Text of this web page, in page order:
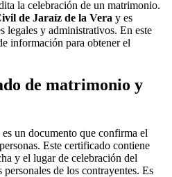
la celebración de un matrimonio.
de Jaraíz de la Vera y es
legales y administrativos. En este
información para obtener el
de matrimonio y
es un documento que confirma el
Este certificado contiene
y el lugar de celebración del
de los contrayentes. Es